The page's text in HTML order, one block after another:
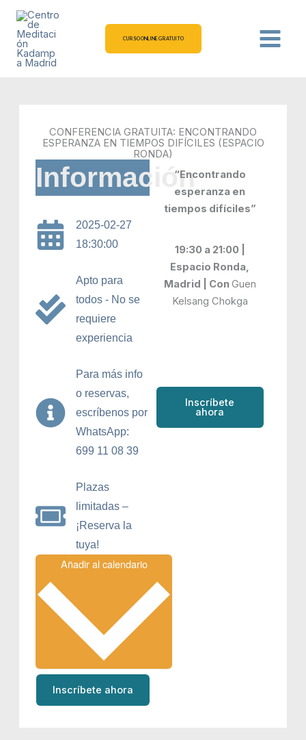
contenido
CURSO ONLINE GRATUITO
CONFERENCIA GRATUITA: ENCONTRANDO
ESPERANZA EN TIEMPOS DIFÍCILES (ESPACIO
RONDA)
Información
2025-02-27
18:30:00
Apto para
todos - No se
requiere
experiencia
Para más info
o reservas,
escríbenos por
WhatsApp:
699 11 08 39
Plazas
limitadas –
¡Reserva la
tuya!
Añadir al calendario
Inscríbete ahora
“Encontrando
esperanza en
tiempos difíciles”
19:30 a 21:00 |
Espacio Ronda,
Madrid | Con Guen
Kelsang Chokga
Inscríbete
ahora